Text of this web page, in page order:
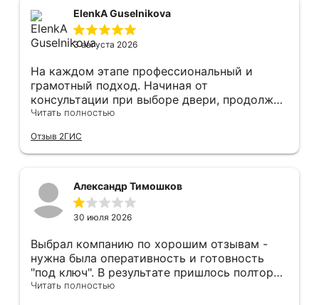
ElenkA Guselnikova
3 августа 2026
На каждом этапе профессиональный и
грамотный подход. Начиная от
консультации при выборе двери, продолжая
оперативным замером, завершая быстрой и
оформление двери - отдельное спасибо!
Рекомендуем и планируем в дальнейшем, по
Читать полностью
Отзыв 2ГИС
Александр Тимошков
30 июля 2026
Выбрал компанию по хорошим отзывам -
нужна была оперативность и готовность
"под ключ". В результате пришлось полтора
часа потратить на уборку подъезда, так как
Читать полностью